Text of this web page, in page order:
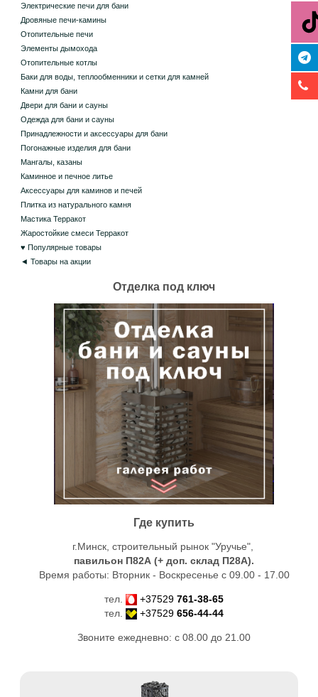
Электрические печи для бани
Дровяные печи-камины
Отопительные печи
Элементы дымохода
Отопительные котлы
Баки для воды, теплообменники и сетки для камней
Камни для бани
Двери для бани и сауны
Одежда для бани и сауны
Принадлежности и аксессуары для бани
Погонажные изделия для бани
Мангалы, казаны
Каминное и печное литье
Аксессуары для каминов и печей
Плитка из натурального камня
Мастика Терракот
Жаростойкие смеси Терракот
♥ Популярные товары
◄ Товары на акции
Отделка под ключ
Где купить
г.Минск, строительный рынок "Уручье",
павильон П82А (+ доп. склад П28А).
Время работы: Вторник - Воскресенье с 09.00 - 17.00
тел. +37529 761-38-65
тел.
+37529 656-44-44
Звоните ежедневно: с 08.00 до 21.00